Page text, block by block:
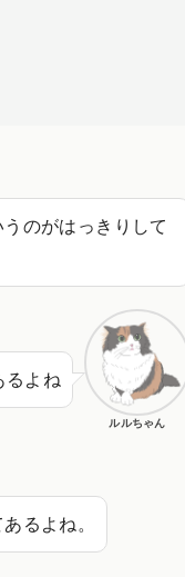
のがはっきりして
るよね
ルルちゃん
るよね。